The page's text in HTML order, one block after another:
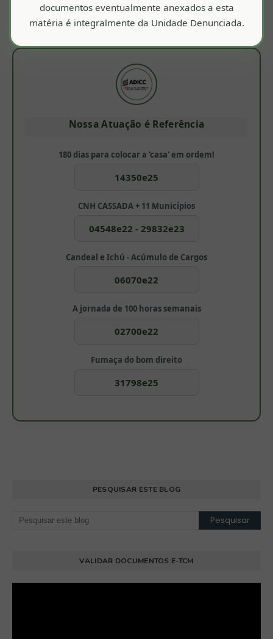
MAIS RECENTES
ANTIGOS
JURISPRUDÊNCIA OFICIAL TCMBA
Nossa Atuação é Referência
180 dias para colocar a 'casa' em ordem!
14350e25
CNH CASSADA + 11 Municípios
04548e22 - 29832e23
Candeal e Ichú - Acúmulo de Cargos
06070e22
A jornada de 100 horas semanais
02700e22
Fumaça do bom direito
31798e25
documentos eventualmente anexados a esta
matéria é integralmente da Unidade Denunciada.
PESQUISAR ESTE BLOG
VALIDAR DOCUMENTOS E-TCM